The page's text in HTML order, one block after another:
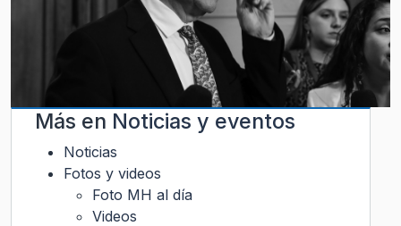
Más en Noticias y eventos
Noticias
Fotos y videos
Foto MH al día
Videos